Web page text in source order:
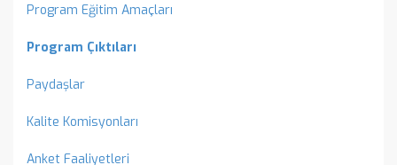
Program Eğitim Amaçları
Program Çıktıları
Paydaşlar
Kalite Komisyonları
Anket Faaliyetleri